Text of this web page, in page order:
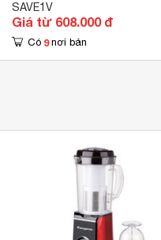
SAVE1V
Giá từ 608.000 đ
Có 9 nơi bán